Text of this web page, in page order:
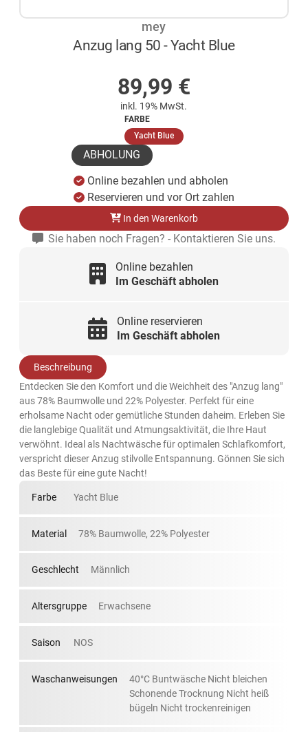
mey
Anzug lang 50 - Yacht Blue
89,99 €
inkl. 19% MwSt.
FARBE
Yacht Blue(ausgewählt)
ABHOLUNG
Online bezahlen und abholen
Reservieren und vor Ort zahlen
In den Warenkorb
Sie haben noch Fragen? - Kontaktieren Sie uns.
Online bezahlen
Im Geschäft abholen
Online reservieren
Im Geschäft abholen
Beschreibung
Entdecken Sie den Komfort und die Weichheit des "Anzug lang"
aus 78% Baumwolle und 22% Polyester. Perfekt für eine
erholsame Nacht oder gemütliche Stunden daheim. Erleben Sie
die langlebige Qualität und Atmungsaktivität, die Ihre Haut
verwöhnt. Ideal als Nachtwäsche für optimalen Schlafkomfort,
verspricht dieser Anzug stilvolle Entspannung. Gönnen Sie sich
das Beste für eine gute Nacht!
Farbe Yacht Blue
Material 78% Baumwolle, 22% Polyester
Geschlecht Männlich
Altersgruppe Erwachsene
Saison NOS
Waschanweisungen
40°C Buntwäsche Nicht bleichen
Schonende Trocknung Nicht heiß
bügeln Nicht trockenreinigen